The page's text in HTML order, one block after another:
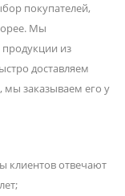
покупателей,
Мы
продукции из
доставляем
мы заказываем его у
клиентов отвечают